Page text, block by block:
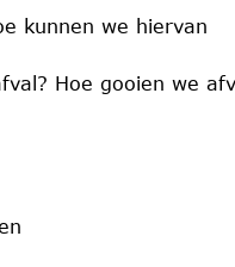
kunnen we hiervan
Hoe gooien we